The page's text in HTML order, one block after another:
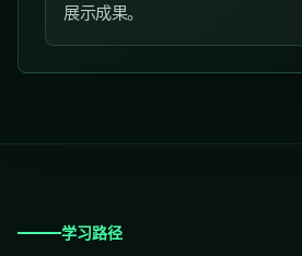
展示成果。
学习路径